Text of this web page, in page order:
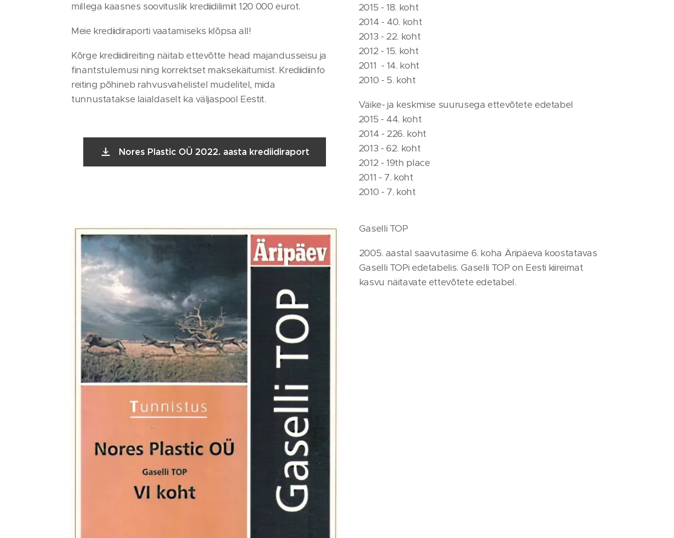
millega kaasnes soovituslik krediidilimiit 120 000 eurot.
Meie krediidiraporti vaatamiseks klõpsa all!
Kõrge krediidireiting näitab ettevõtte head majandusseisu ja
finantstulemusi ning korrektset maksekäitumist. Krediidiinfo
reiting põhineb rahvusvahelistel mudelitel, mida
tunnustatakse laialdaselt ka väljaspool Eestit.
Nores Plastic OÜ 2022. aasta krediidiraport
2015 - 18. koht
2014 - 40. koht
2013 - 22. koht
2012 - 15. koht
2011 - 14. koht
2010 - 5. koht
Väike- ja keskmise suurusega ettevõtete edetabel
2015 - 44. koht
2014 - 226. koht
2013 - 62. koht
2012 - 19th place
2011 - 7. koht
2010 - 7. koht
Gaselli TOP
2005. aastal saavutasime 6. koha Äripäeva koostatavas
Gaselli TOPi edetabelis. Gaselli TOP on Eesti kiireimat
kasvu näitavate ettevõtete edetabel.